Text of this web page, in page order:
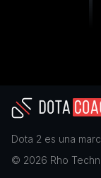
Dota 2 es una
© 2026 Rho